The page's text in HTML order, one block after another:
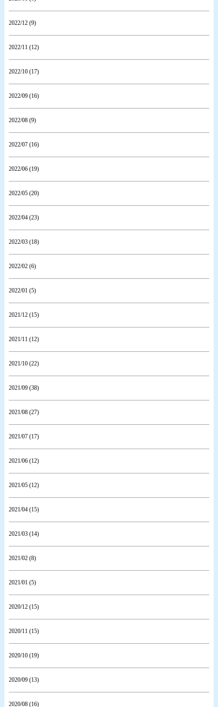
2022/12 (9)
2022/11 (12)
2022/10 (17)
2022/09 (16)
2022/08 (9)
2022/07 (16)
2022/06 (19)
2022/05 (20)
2022/04 (23)
2022/03 (18)
2022/02 (6)
2022/01 (5)
2021/12 (15)
2021/11 (12)
2021/10 (22)
2021/09 (38)
2021/08 (27)
2021/07 (17)
2021/06 (12)
2021/05 (12)
2021/04 (15)
2021/03 (14)
2021/02 (8)
2021/01 (5)
2020/12 (15)
2020/11 (15)
2020/10 (19)
2020/09 (13)
2020/08 (16)